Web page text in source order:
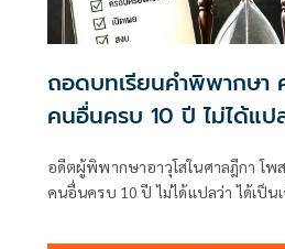
ถอดบทเรียนคำพิพากษา
คนอื่นครบ 10 ปี ไม่ได้แป
อดีตผู้พิพากษาอาวุโสในศาลฎีกา โพ
คนอื่นครบ 10 ปี ไม่ได้แปลว่า ได้เป็นเ